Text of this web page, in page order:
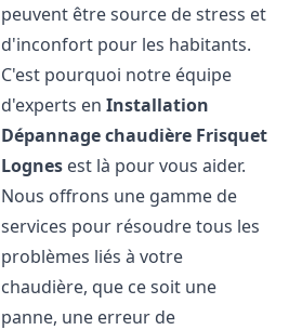
peuvent être source de stress et
d'inconfort pour les habitants.
C'est pourquoi notre équipe
d'experts enInstallation
Dépannage chaudière Frisquet
Lognes est là pour vous aider.
Nous offrons une gamme de
services pour résoudre tous les
problèmes liés à votre
chaudière, que ce soit une
panne, une erreur de